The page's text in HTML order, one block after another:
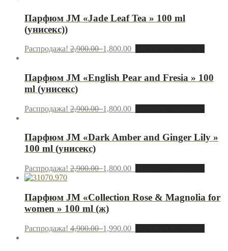
Парфюм JM «Jade Leaf Tea » 100 ml
(унисекс))
Распродажа! 2,900.001,800.00
Парфюм JM «English Pear and Fresia » 100
ml (унисекс)
Распродажа! 2,900.001,800.00
Парфюм JM «Dark Amber and Ginger Lily »
100 ml (унисекс)
Распродажа! 2,900.001,800.00
Парфюм JM «Collection Rose & Magnolia for
women » 100 ml (ж)
Распродажа! 4,900.001,990.00